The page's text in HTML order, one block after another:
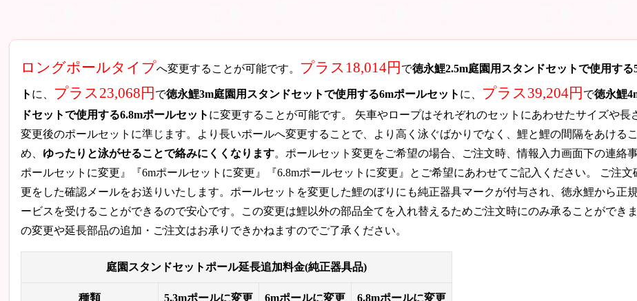
ロングポールタイプへ変更することが可能です。 プラス18,014円 で徳永鯉2.5m庭園用スタンドセットで使用する
ト に、 プラス23,068円 で徳永鯉3m庭園用スタンドセットで使用する6mポールセット に、 プラス39,204円 で徳永鯉
ドセットで使用する6.8mポールセット に変更することが可能です。 矢車やロープはそれぞれのセットにあわせたサイズや長
変更後のポールセットに準じます。より長いポールへ変更することで、より高く泳ぐばかりでなく、鯉と鯉の間隔をあける
め、 ゆったりと泳がせることで絡みにくくなります。ポールセット変更をご希望の場合、ご注文時、情報入力画面下の連絡
ポールセットに変更』『6mポールセットに変更』『6.8mポールセットに変更』とご希望にあわせてご記入ください。 ご注文
更をした確認メールをお送りいたします。ポールセットを変更した鯉のぼりにも純正器具マークが付与され、徳永鯉から正
ービスを受けることができるので安心です。この変更は鯉以外の部品全てを入れ替えるためご注文時にのみ承ることができ
の変更や延長部品の追加・ご注文はお承りできかねますのでご了承ください。
庭園スタンドセットポール延長追加料金(純正器具品)
種類 5.3mポールに変更 6mポールに変更 6.8mポールに変更